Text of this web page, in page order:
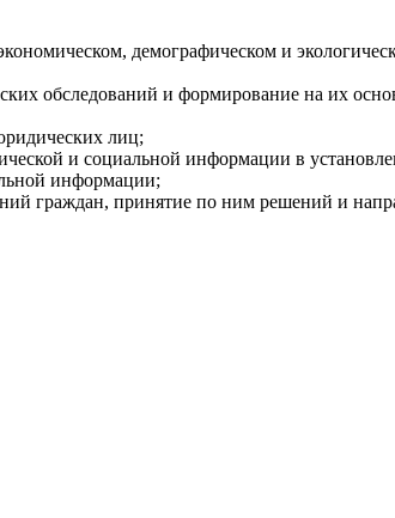
демографическом и
обследований и формирование на их
лиц;
и социальной информации в
информации;
граждан, принятие по ним решений и